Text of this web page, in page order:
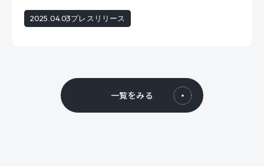
一覧をみる
2025.04.03プレスリリース